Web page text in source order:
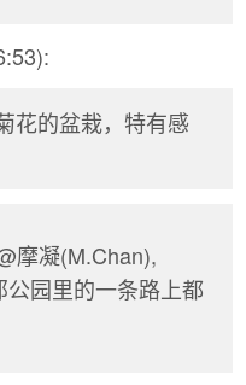
花的盆栽，特有感
摩凝(M.Chan),
园里的一条路上都